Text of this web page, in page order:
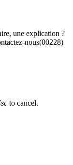
une explication ?
nous(00228)
to cancel.